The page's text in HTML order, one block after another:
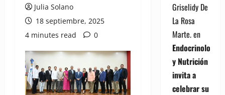
Julia Solano
18 septiembre, 2025
4 minutes read
0
Griselidy De
La Rosa
Marte.en
Endocrinología
y Nutrición
invita a
celebrar su